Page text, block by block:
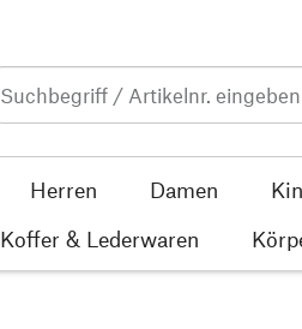
Herren Damen
Koffer & Lederwaren